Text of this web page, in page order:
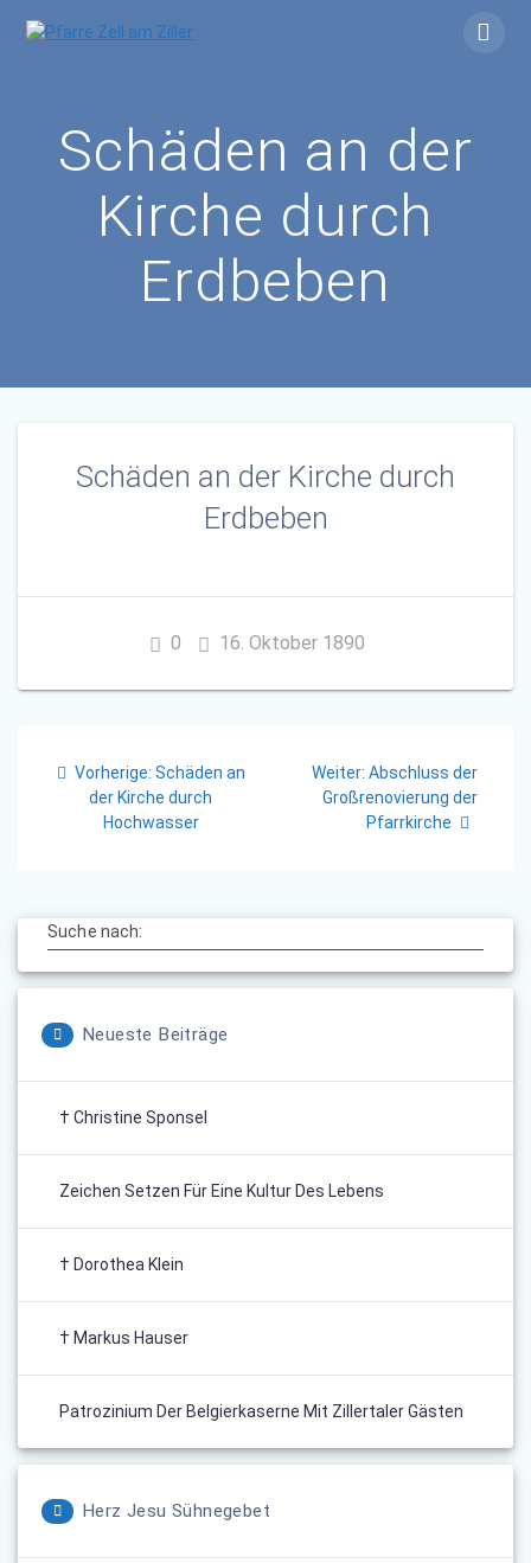
Schäden an der
Kirche durch
Erdbeben
Schäden an der Kirche durch
Erdbeben
0 16. Oktober 1890
Vorherige: Vorheriger
Beitrag:
Schäden an
der Kirche durch
Hochwasser
Weiter: Nächster
Beitrag:
Abschluss der
Großrenovierung der
Pfarrkirche
Suche nach:
Neueste Beiträge
† Christine Sponsel
Zeichen Setzen Für Eine Kultur Des Lebens
† Dorothea Klein
† Markus Hauser
Patrozinium Der Belgierkaserne Mit Zillertaler Gästen
Herz Jesu Sühnegebet